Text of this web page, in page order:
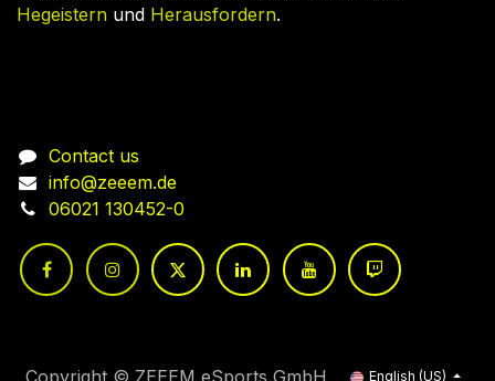
Hegeistern und Herausfordern.
Contact us
info@zeeem.de
06021 130452-0
Copyright © ZEEEM eSports GmbH English (US)